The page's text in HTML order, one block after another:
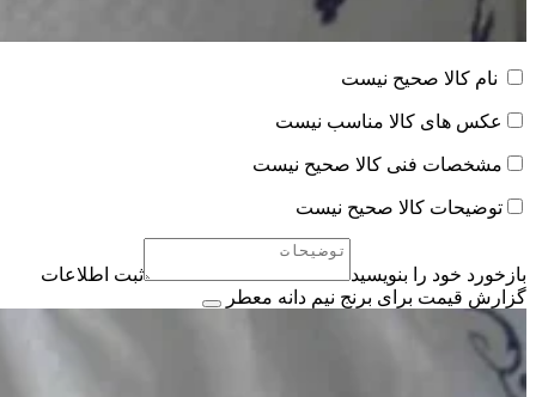
نام کالا صحیح نیست
عکس های کالا مناسب نیست
مشخصات فنی کالا صحیح نیست
توضیحات کالا صحیح نیست
بازخورد خود را بنویسید
ثبت اطلاعات
گزارش قیمت برای برنج نیم دانه معطر